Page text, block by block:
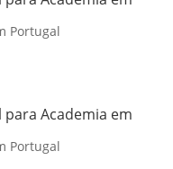
Portugal
Academia em
Portugal